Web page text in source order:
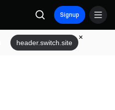
Signup
header.switch.site